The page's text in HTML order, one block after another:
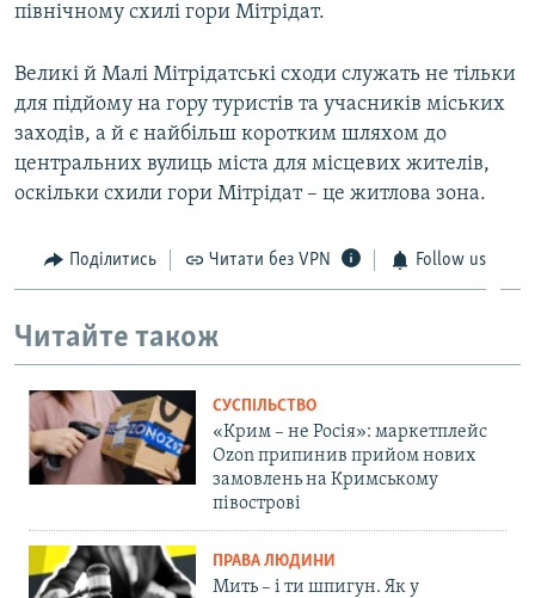
північному схилі гори Мітрідат.
Великі й Малі Мітрідатські сходи служать не тільки
для підйому на гору туристів та учасників міських
заходів, а й є найбільш коротким шляхом до
центральних вулиць міста для місцевих жителів,
оскільки схили гори Мітрідат – це житлова зона.
Поділитись Читати без VPN Follow us
Читайте також
СУСПІЛЬСТВО
«Крим – не Росія»: маркетплейс
Ozon припинив прийом нових
замовлень на Кримському
півострові
ПРАВА ЛЮДИНИ
Мить – і ти шпигун. Як у